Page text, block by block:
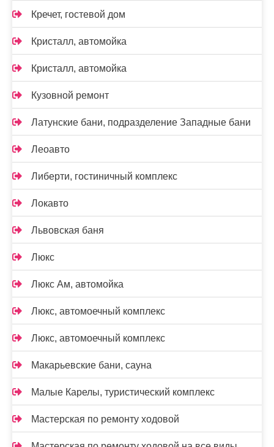
Кречет, гостевой дом
Кристалл, автомойка
Кристалл, автомойка
Кузовной ремонт
Латунские бани, подразделение Западные бани
Леоавто
Либерти, гостиничный комплекс
Локавто
Львовская баня
Люкс
Люкс Ам, автомойка
Люкс, автомоечный комплекс
Люкс, автомоечный комплекс
Макарьевские бани, сауна
Малые Карелы, туристический комплекс
Мастерская по ремонту ходовой